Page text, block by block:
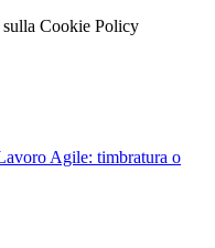
Cookie Policy
Agile: timbratura o